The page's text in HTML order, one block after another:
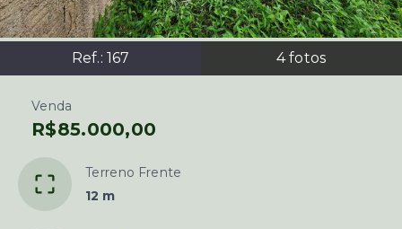
Ref.: 167 4fotos
Venda
R$85.000,00
Terreno Frente
12 m